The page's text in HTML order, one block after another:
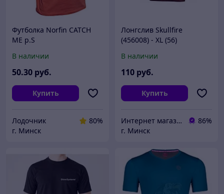
Футболка Norfin CATCH
ME р.S
В наличии
50.30 руб.
Купить
Лодочник
80%
г. Минск
Лонгслив Skullfire
(456008) - XL (56)
В наличии
110 руб.
Купить
Интернет магазин МУЛЬТИДИСК
86%
г. Минск